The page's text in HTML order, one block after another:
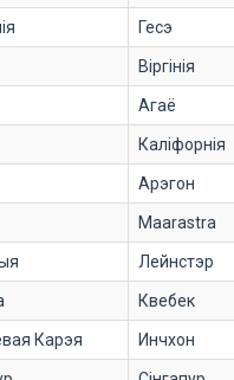
Гесэ
Віргінія
Агаё
Каліфорнія
Арэгон
Maarastra
Лейнстэр
Квебек
Карэя Инчхон